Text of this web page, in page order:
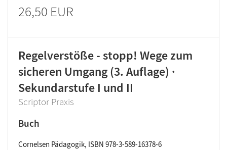
26,50 EUR
Regelverstöße - stopp! Wege zum
sicheren Umgang (3. Auflage) ·
Sekundarstufe I und II
Scriptor Praxis
Buch
Cornelsen Pädagogik, ISBN 978-3-589-16378-6